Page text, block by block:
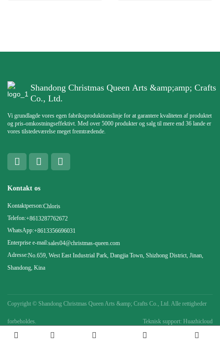
Shandong Christmas Queen Arts &amp;amp; Crafts
Co., Ltd.
Vi grundlagde vores egen fabriksproduktionslinje for at garantere kvaliteten af ​​produktet
og pris-omkostningseffektivt. Med over 5000 produkter og salg til mere end 36 lande er
vores tilstedeværelse meget fremtrædende.
Kontakt os
Kontaktperson:Chloris
Telefon:+8613287762672
WhatsApp:+8613356696031
Enterprise e-mail:sales04@christmas-queen.com
Adresse:No.659, West East Industrial Park, Dangjia Town, Shizhong District, Jinan,
Shandong, Kina
Copyright © Shandong Christmas Queen Arts &amp; Crafts Co., Ltd. Alle rettigheder
forbeholdes. Teknisk support: Huazhicloud